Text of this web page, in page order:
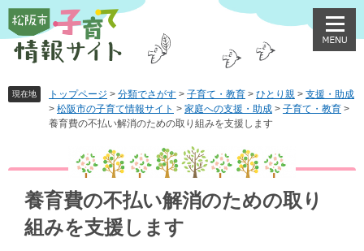
ペ
ジ
メ
ュ
現在地 トップページ > 分類でさがす > 子育て・教育 > ひとり親 > 支援・助成
> 松阪市の子育て情報サイト > 家庭への支援・助成 > 子育て・教育 >
養育費の不払い解消のための取り組みを支援します
文
養育費の不払い解消のための取り
組みを支援します